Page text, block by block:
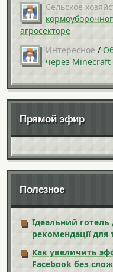
Сельское
агросекторе
Интересное /
через Minecraft
Прямой эфир
Полезное
Ідеальний готель
рекомендації для
Как увеличить
Facebook без